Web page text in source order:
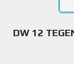
DW 12